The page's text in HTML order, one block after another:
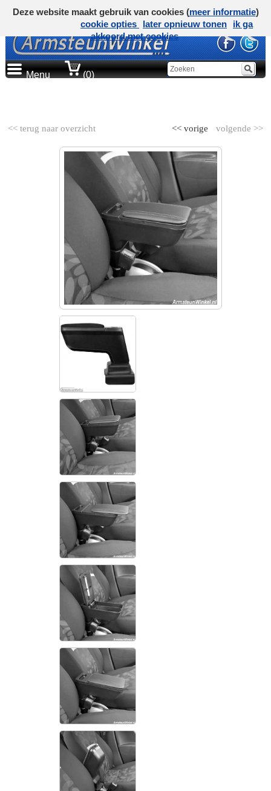
Menu (0)
<< terug naar overzicht volgende >>
<< vorige
Deze website maakt gebruik van cookies (meer informatie)
cookie opties
later opnieuw tonen
ik ga
akkoord met cookies